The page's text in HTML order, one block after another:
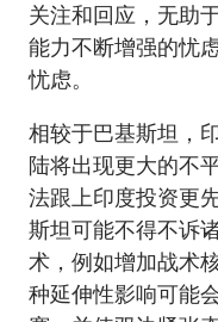
关注和回应，无助
能力不断增强的忧
忧虑。
相较于巴基斯坦，
陆将出现更大的不
法跟上印度投资更
斯坦可能不得不诉
术，例如增加战术
种延伸性影响可能